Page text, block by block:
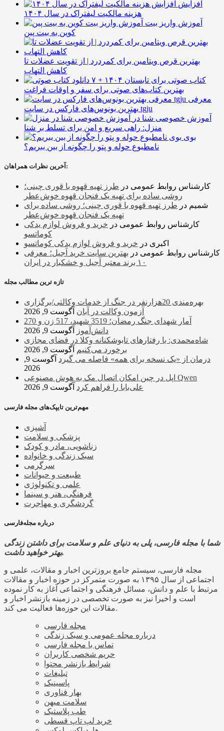
افزایش
هزینه مالکیت لیفتراک در سال ۱۴۰۴
آموزش واریز بیت
کوین به بیت پین
بهترین قرص ویتامین برای کمردرد | از تقویت عضلات تا
کاهش التهاب
۷ کتاب صوتی برای تابستان ۱۴۰۴ +
بهترین کتاب‌های صوتی برای سفر و اوقات فراغت
معرفی
بهترین بونوس‌های فارکس در سایت tgju
آموزش خصوصی شنا در
منزل: راهی سریع و امن برای تسلط بر شنا
بوی
نامطبوع حوله و پتو را چگونه از بین ببریم؟
آخرین نظرات همراهان:
کارشناس روابط عمومی در طرز تهیه قهوه با قوری چینی؛
روشی ساده برای تهیه یک فنجان قهوه خوش‌عطر
شمیم در طرز تهیه قهوه با قوری چینی؛ روشی ساده برای
تهیه یک فنجان قهوه خوش‌عطر
کارشناس روابط عمومی در خرید و فروش لوازم یدکی
کوماتسو
اکبری در خرید و فروش لوازم یدکی کوماتسو
کارشناس روابط عمومی در بهترین سایت خرید آجیل؛ معرفی
۱۰ برند معتبر آجیل و خشکبار در ایران
تازه ترین مطالب مجله
بهره‌مندی 20هزارنفر در جنگ از خدمات وکالتی/برگزاری
آزمون وکالت در آبان آگوست 9, 2026
آمار شهدای جنگ رمضان؛ 3519 شهید، 517 زن و 270
دانش‌آموز
آگوست 9, 2026
شاه‌محمدی: با رفتارهای تابوشکنانه وکلا در فضای مجازی
برخورد می‌کنیم آگوست 9, 2026
درمان از «یک نسخه برای همه» فاصله می گیرد
آگوست 9,
2026
اپل در چین امکان اتصال مک به هوش مصنوعی Qwen
علی‌بابا را فراهم کرد آگوست 9, 2026
مهم‌ترین تایپک‌های مجله فارسی
آشپزی
پزشکی و سلامت
زناشویی، مادر و کودک
سبک زندگی و خانواده
سرگرمی
طبیعت و حیوانات
علمی و تکنولوژی
فرهنگی، هنر و سینما
گردشگری و مهاجرت
درباره مجله‌فارسی
شما با مجله فارسی، پلی به دنیای علم و سلامت برای داشتن زندگی
بهتر خواهید داشت.
مجله فارسی، سیستم جامع بروزترین اخبار و مقالات، علمی و
اجتماعی از سال ۱۳۹۵ به صورت متمرکز در حوزه اخبار و مقالات
مرتبط با علم و دانش، مسائل فرهنگی و اجتماعی آغاز به کار نموده
است و اخیرا نیز به صورت تخصصی در زمینه بازنشر اخبار و
مقالات این حوزه‌ها فعالیت می کند.
مجله فارسی
درباره مجله عمومی و سبک زندگی
تماس با مجله فارسی
حریم شخصی کاربران
شرایط بازنشر محتوا
تبلیغات
پاسینیک
بهار فناوری
سلامت میهن
طب پلاستیک
خرید لپ تاپ قسطی